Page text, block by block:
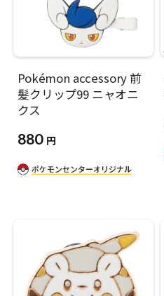
Pokémon accessory 前
髪クリップ99 ニャオニ
クス
880 円